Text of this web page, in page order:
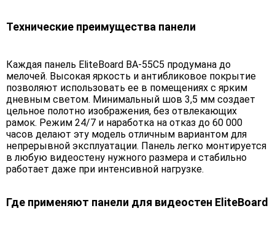
Технические преимущества панели
Каждая панель EliteBoard BA-55C5 продумана до
мелочей. Высокая яркость и антибликовое покрытие
позволяют использовать ее в помещениях с ярким
дневным светом. Минимальный шов 3,5 мм создает
цельное полотно изображения, без отвлекающих
рамок. Режим 24/7 и наработка на отказ до 60 000
часов делают эту модель отличным вариантом для
непрерывной эксплуатации. Панель легко монтируется
в любую видеостену нужного размера и стабильно
работает даже при интенсивной нагрузке.
Где применяют панели для видеостен EliteBoard